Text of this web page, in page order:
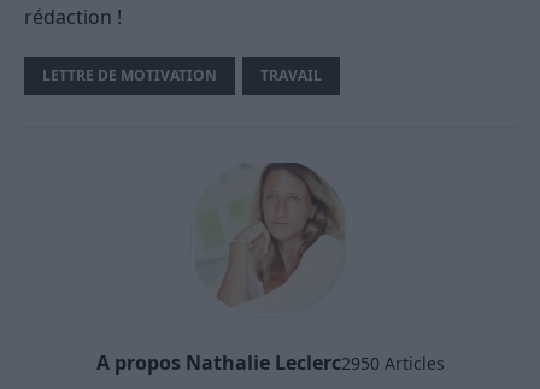
rédaction !
LETTRE DE MOTIVATION TRAVAIL
A propos Nathalie Leclerc2950 Articles